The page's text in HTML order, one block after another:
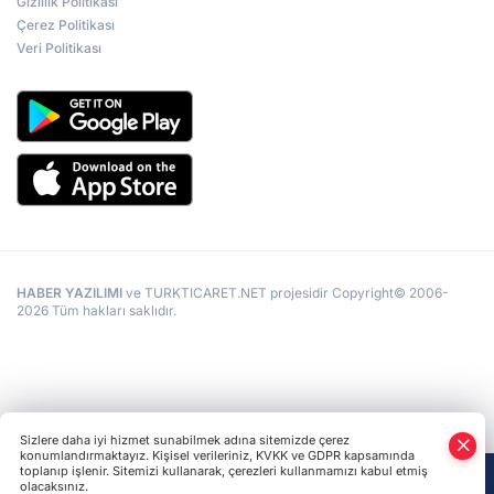
personelin sığınaklara yönlendirildiği ifade edildi. Ankara
yapılan hain terör saldırısı hakkında soruşturma başlattı.
sayısının ise 22 olduğunu bildirdi. Ayrıca Yerlikaya, bölücü
terör örgütü PKK'ya işaret ederek, "(TUSAŞ'a terör
saldırısı) Büyük ihtimalle PKK'nın yaptığıyla ilgili,
değerlendirmemiz bu. Kimlik tespitlerini, diğer delillerin
netleşmesiyle bunları paylaşacağız" ifadelerine yer verdi.
Çerez Politikası
Veri Politikası
HABER YAZILIMI ve TURKTICARET.NET projesidir Copyright© 2006-
2026 Tüm hakları saklıdır.
Sizlere daha iyi hizmet sunabilmek adına sitemizde çerez
konumlandırmaktayız. Kişisel verileriniz, KVKK ve GDPR kapsamında
toplanıp işlenir. Sitemizi kullanarak, çerezleri kullanmamızı kabul etmiş
olacaksınız.